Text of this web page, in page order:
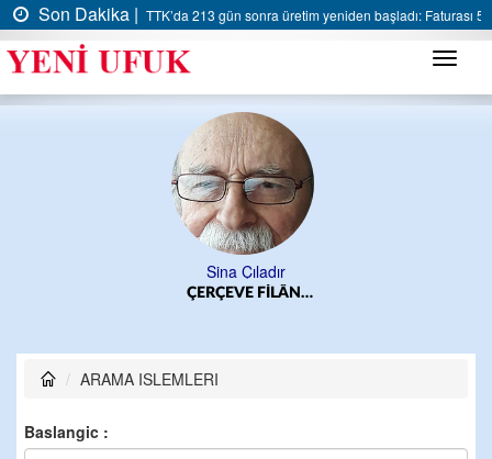
Son Dakika | TTK’da 213 gün sonra üretim yeniden başladı: Faturası 5
Menü
Sina Çıladır
ÇERÇEVE FİLÂN…
ARAMA ISLEMLERI
Baslangic :